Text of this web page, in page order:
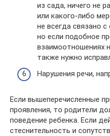
из сада, ничего не
или какого-либо
не всегда связано
но если подобное
взаимоотношениях
также нужно
Нарушения речи,
Если вышеперечисленные
проявления, то родители
поведение ребенка. Если
стеснительность и